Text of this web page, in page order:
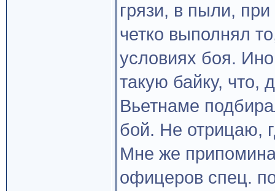
грязи, в пыли,
четко выполнял
условиях боя.
такую байку, что,
Вьетнаме
бой. Не отрицаю,
Мне же
офицеров спец.